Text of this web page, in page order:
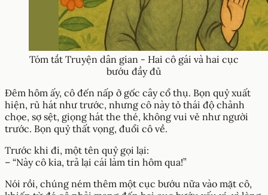
Tóm tắt Truyện dân gian - Hai cô gái và hai cục
bướu đầy đủ
Đêm hôm ấy, cô đến nấp ở gốc cây cổ thụ. Bọn quỷ xuất
hiện, rủ hát như trước, nhưng cô này tỏ thái độ chảnh
chọe, sợ sệt, giọng hát the thé, không vui vẻ như người
trước. Bọn quỷ thất vọng, đuổi cô về.
Trước khi đi, một tên quỷ gọi lại:
– “Này cô kia, trả lại cái làm tin hôm qua!”
Nói rồi, chúng ném thêm một cục bướu nữa vào mặt cô,